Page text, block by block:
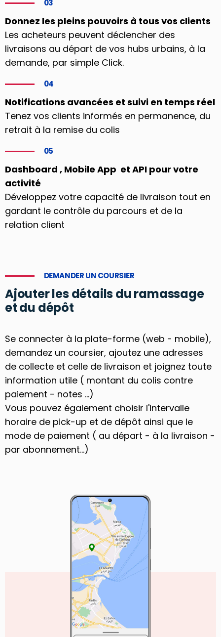
03
Donnez les pleins pouvoirs à tous vos clients
Les acheteurs peuvent déclencher des
livraisons au départ de vos hubs urbains, à la
demande, par simple Click.
04
Notifications avancées et suivi en temps réel
Tenez vos clients informés en permanence, du
retrait à la remise du colis
05
Dashboard , Mobile App et API pour votre
activité
Développez votre capacité de livraison tout en
gardant le contrôle du parcours et de la
relation client
DEMANDER UN COURSIER
Ajouter les détails du ramassage
et du dépôt
Se connecter à la plate-forme (web - mobile),
demandez un coursier, ajoutez une adresses
de collecte et celle de livraison et joignez toute
information utile ( montant du colis contre
paiement - notes ...)
Vous pouvez également choisir l'intervalle
horaire de pick-up et de dépôt ainsi que le
mode de paiement ( au départ - à la livraison -
par abonnement...)